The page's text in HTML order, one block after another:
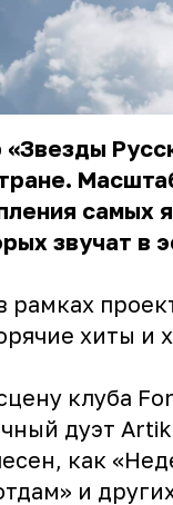
«Звезды
самых
звучат в
хиты и
клуба
дуэт
как
и